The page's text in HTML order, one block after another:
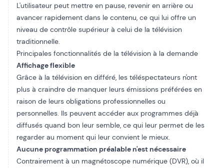
L'utilisateur peut mettre en pause, revenir en arrière ou
avancer rapidement dans le contenu, ce qui lui offre un
niveau de contrôle supérieur à celui de la télévision
traditionnelle.
Principales fonctionnalités de la télévision à la demande
Affichage flexible
Grâce à la télévision en différé, les téléspectateurs n'ont
plus à craindre de manquer leurs émissions préférées en
raison de leurs obligations professionnelles ou
personnelles. Ils peuvent accéder aux programmes déjà
diffusés quand bon leur semble, ce qui leur permet de les
regarder au moment qui leur convient le mieux.
Aucune programmation préalable n'est nécessaire
Contrairement à un magnétoscope numérique (DVR), où il